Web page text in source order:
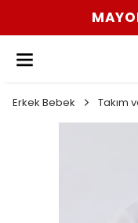
Erkek Bebek Takım